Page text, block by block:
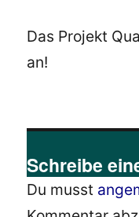
Das Projekt
an!
Schreibe
Du musst